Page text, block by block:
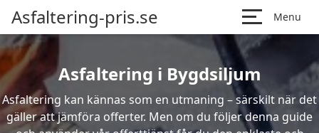
Asfaltering-pris.se Menu
Asfaltering i Bygdsiljum
Asfaltering kan kännas som en utmaning – särskilt när det
gäller att jämföra offerter. Men om du följer denna guide